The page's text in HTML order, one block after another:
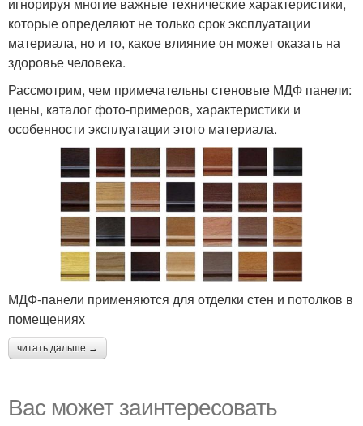
Панели для кухни Пластиковые панели
Световые панели Панели в интерьере
Панели для внутренней
отделки
которые определяют не только срок эксплуатации
материала, но и то, какое влияние он может оказать на
здоровье человека.
Рассмотрим, чем примечательны стеновые МДФ панели:
цены, каталог фото-примеров, характеристики и
особенности эксплуатации этого материала.
МДФ-панели применяются для отделки стен и потолков в
помещениях
читать дальше →
Вас может заинтересовать